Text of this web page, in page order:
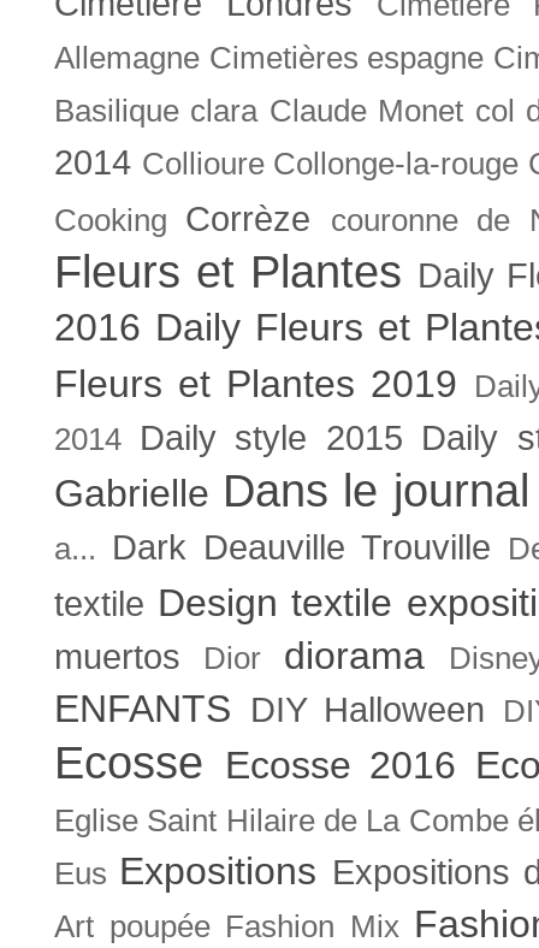
Allemagne Cimetières espagne
Basilique clara Claude Monet col
2014 Collioure Collonge-la-rouge
Cooking
Corrèze couronne de
Fleurs et Plantes Daily
2016 Daily Fleurs et
Fleurs et Plantes 2019
2014
Daily style 2015 Daily
Gabrielle Dans le journal
a... Dark Deauville Trouville
textile Design textile
muertos Dior diorama
ENFANTS DIY Halloween
Ecosse Ecosse 2016
Eglise Saint Hilaire de La Combe
Eus Expositions Expositions
Art poupée Fashion Mix